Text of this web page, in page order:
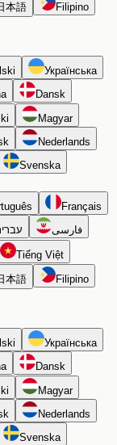
本語 Filipino
Українська
Dansk
Magyar
Nederlands
Svenska
Français
فارسی
Tiếng Việt
本語 Filipino
Українська
Dansk
Magyar
Nederlands
Svenska